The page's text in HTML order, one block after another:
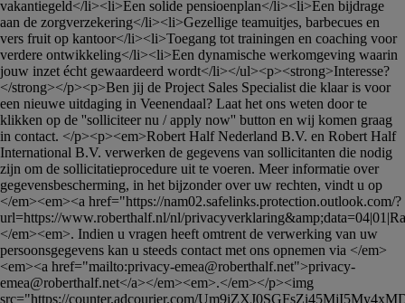
vakantiegeld</li><li>Een solide pensioenplan</li><li>Een bijdrage
aan de zorgverzekering</li><li>Gezellige teamuitjes, barbecues en
vers fruit op kantoor</li><li>Toegang tot trainingen en coaching voor
verdere ontwikkeling</li><li>Een dynamische werkomgeving waarin
jouw inzet écht gewaardeerd wordt</li></ul><p><strong>Interesse?
</strong></p><p>Ben jij de Project Sales Specialist die klaar is voor
een nieuwe uitdaging in Veenendaal? Laat het ons weten door te
klikken op de ''solliciteer nu / apply now'' button en wij komen graag
in contact. </p><p><em>Robert Half Nederland B.V. en Robert Half
International B.V. verwerken de gegevens van sollicitanten die nodig
zijn om de sollicitatieprocedure uit te voeren. Meer informatie over
gegevensbescherming, in het bijzonder over uw rechten, vindt u op
</em><em><a href="https://nam02.safelinks.protection.outlook.com/?
url=https://www.roberthalf.nl/nl/privacyverklaring&amp;data=04|01|
</em><em>. Indien u vragen heeft omtrent de verwerking van uw
persoonsgegevens kan u steeds contact met ons opnemen via </em>
<em><a href="mailto:privacy-emea@roberthalf.net">privacy-
emea@roberthalf.net</a></em><em>.</em></p><img
src="https://counter.adcourier.com/